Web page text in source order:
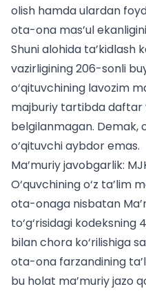
olish hamda ulardan
ota-ona mas’ul
Shuni alohida ta’kidlash
vazirligining 206-sonli
o‘qituvchining lavozim
majburiy tartibda daftar
belgilanmagan. Demak,
o‘qituvchi aybdor emas.
Ma’muriy javobgarlik:
O‘quvchining o‘z ta’lim
ota-onaga nisbatan
to‘g‘risidagi
bilan chora ko‘rilishiga
ota-ona farzandining
bu holat ma’muriy jazo